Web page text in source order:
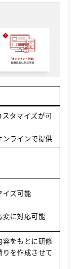
タマイズが可
ンラインで提供
イズ可能
変に対応可能
容をもとに研修
りを作成させて